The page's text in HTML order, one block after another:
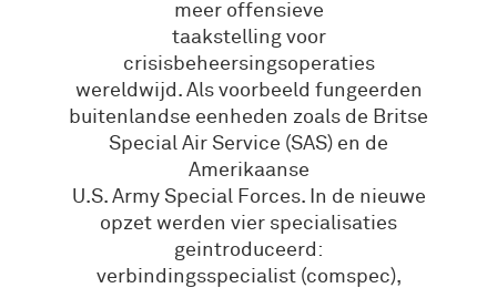
meer offensieve
taakstelling voor
crisisbeheersingsoperaties
wereldwijd. Als voorbeeld fungeerden
buitenlandse eenheden zoals de Britse
Special Air Service (SAS) en de
Amerikaanse
U.S. Army Special Forces. In de nieuwe
opzet werden vier specialisaties
geintroduceerd:
verbindingsspecialist (comspec),